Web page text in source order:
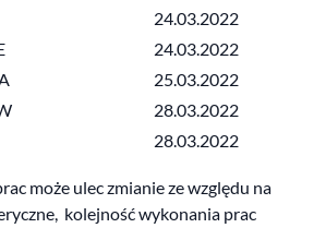
24.03.2022
24.03.2022
25.03.2022
28.03.2022
28.03.2022
może ulec zmianie ze względu na
kolejność wykonania prac